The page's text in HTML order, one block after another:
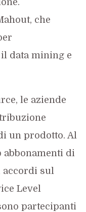
che
data mining e
le aziende
un prodotto. Al
di
accordi sul
Level
partecipanti